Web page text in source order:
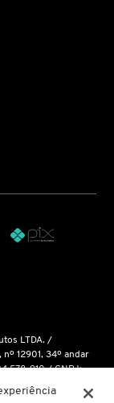
LTDA. /
12901, 34º andar
910 / CNPJ: